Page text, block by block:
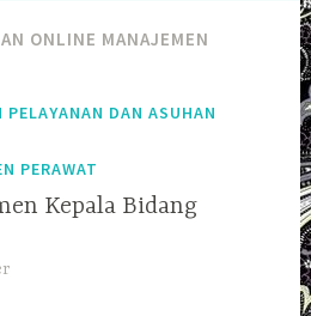
ONLINE MANAJEMEN
DAN ASUHAN
PERAWAT
Kepala Bidang